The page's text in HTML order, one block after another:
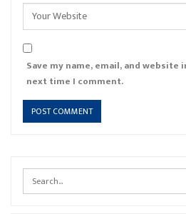
Save my name, email, and
next time I comment.